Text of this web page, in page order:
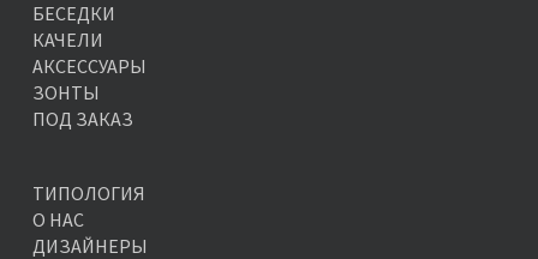
БЕСЕДКИ
КАЧЕЛИ
АКСЕССУАРЫ
ЗОНТЫ
ПОД ЗАКАЗ
ТИПОЛОГИЯ
О НАС
ДИЗАЙНЕРЫ